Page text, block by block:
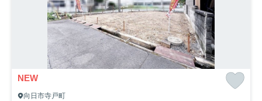
NEW
向日市寺戸町